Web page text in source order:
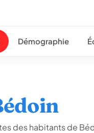
Démographie
des habitants de